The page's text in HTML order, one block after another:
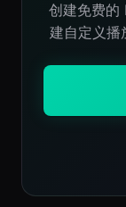
创建免费的
建自定义播